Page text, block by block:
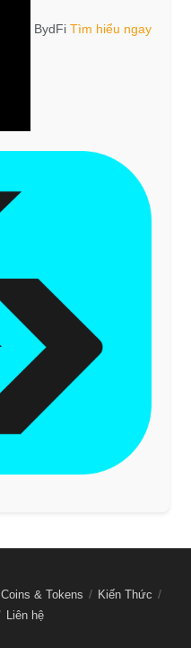
BydFi Tìm hiểu ngay
Coins & Tokens
Kiến Thức
Liên hệ